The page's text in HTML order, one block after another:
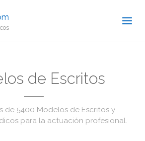
de Escritos
de 5400 Modelos de Escritos y
para la actuación profesional.